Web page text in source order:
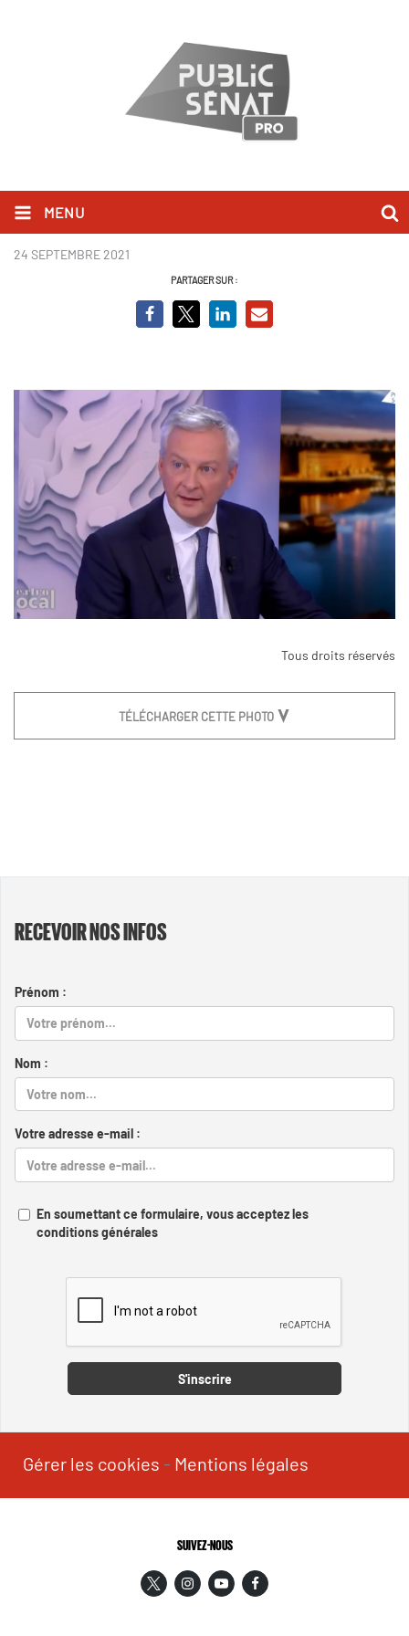
MENU
Bruno Le Maire - Extra Local.PNG
24 SEPTEMBRE 2021
PARTAGER SUR :
Tous droits réservés
TÉLÉCHARGER CETTE PHOTO
RECEVOIR NOS INFOS
Prénom :
Nom :
Votre adresse e-mail :
En soumettant ce formulaire, vous acceptez les
conditions générales
S'inscrire
Gérer les cookies - Mentions légales
SUIVEZ-NOUS